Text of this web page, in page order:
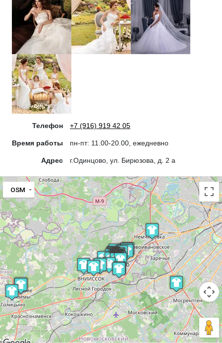
Телефон +7 (916) 919 42 05
Время работы пн-пт: 11.00-20.00, ежедневно
Адрес г.Одинцово, ул. Бирюзова, д. 2 а
OSM